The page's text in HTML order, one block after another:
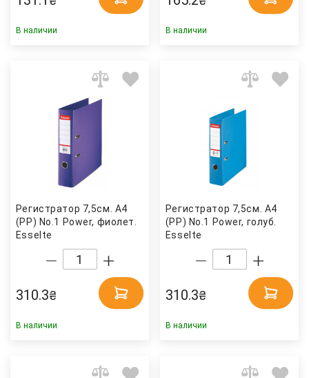
В наличии В наличии
Регистратор 7,5см. А4
(PP) No.1 Power, фиолет.
Esselte
310.3₴
В наличии
Регистратор 7,5см. А4
(PP) No.1 Power, голуб.
Esselte
310.3₴
В наличии